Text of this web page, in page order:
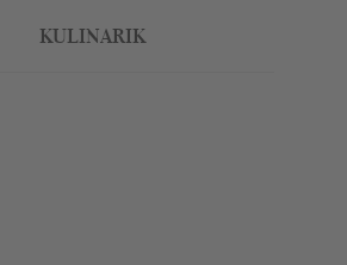
KULINARIK